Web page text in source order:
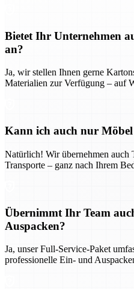
Bietet Ihr Unternehmen
an?
Ja, wir stellen Ihnen gerne
Materialien zur Verfügung – auf
Kann ich auch nur Möbel
Natürlich! Wir übernehmen auch
Transporte – ganz nach Ihrem
Übernimmt Ihr Team
Auspacken?
Ja, unser Full-Service-Paket
professionelle Ein- und